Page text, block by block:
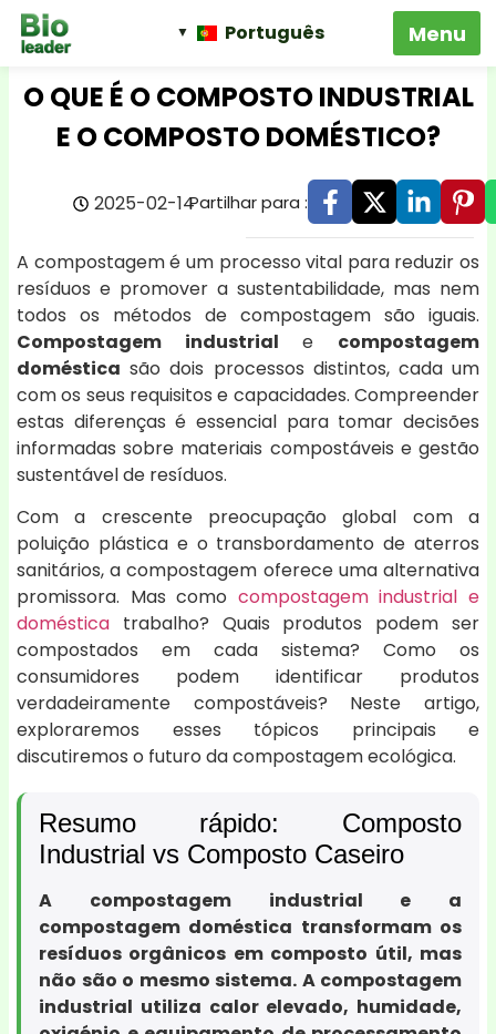
Português
O QUE É O COMPOSTO INDUSTRIAL
E O COMPOSTO DOMÉSTICO?
2025-02-14Partilhar para :
A compostagem é um processo vital para reduzir os
resíduos e promover a sustentabilidade, mas nem
todos os métodos de compostagem são iguais.
Compostagem industrial e compostagem
doméstica são dois processos distintos, cada um
com os seus requisitos e capacidades. Compreender
estas diferenças é essencial para tomar decisões
informadas sobre materiais compostáveis e gestão
sustentável de resíduos.
Com a crescente preocupação global com a
poluição plástica e o transbordamento de aterros
sanitários, a compostagem oferece uma alternativa
promissora. Mas como compostagem industrial e
doméstica trabalho? Quais produtos podem ser
compostados em cada sistema? Como os
consumidores podem identificar produtos
verdadeiramente compostáveis? Neste artigo,
exploraremos esses tópicos principais e
discutiremos o futuro da compostagem ecológica.
Resumo rápido: Composto
Industrial vs Composto Caseiro
A compostagem industrial e a
compostagem doméstica transformam os
resíduos orgânicos em composto útil, mas
não são o mesmo sistema. A compostagem
industrial utiliza calor elevado, humidade,